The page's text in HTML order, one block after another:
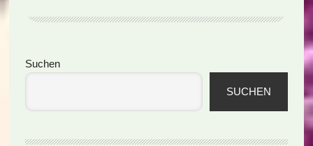
Seitenspalte
Suchen
SUCHEN